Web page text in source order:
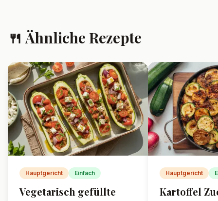
🍴 Ähnliche Rezepte
Hauptgericht Einfach
Vegetarisch gefüllte
Hauptgericht
Kartoffel